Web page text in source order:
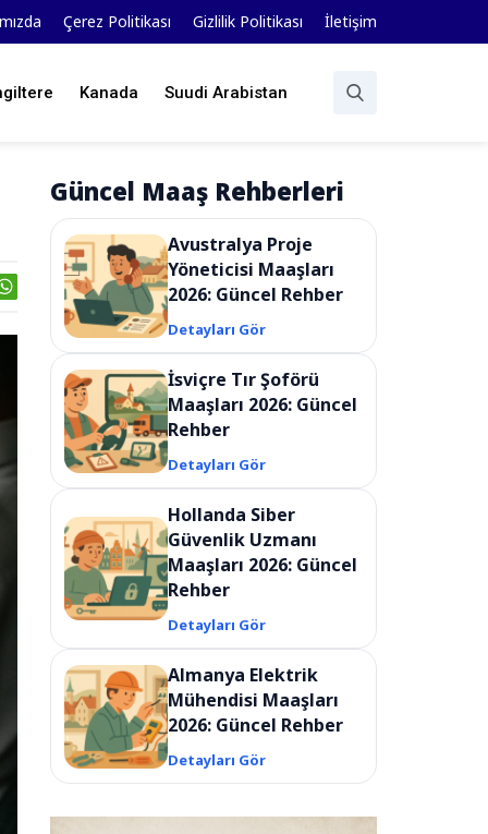
Çerez Politikası Gizlilik Politikası İletişim
Kanada Suudi Arabistan
Güncel Maaş Rehberleri
Avustralya Proje
Yöneticisi Maaşları
2026: Güncel Rehber
Detayları Gör
İsviçre Tır Şoförü
Maaşları 2026: Güncel
Rehber
Detayları Gör
Hollanda Siber
Güvenlik Uzmanı
Maaşları 2026: Güncel
Rehber
Detayları Gör
Almanya Elektrik
Mühendisi Maaşları
2026: Güncel Rehber
Detayları Gör